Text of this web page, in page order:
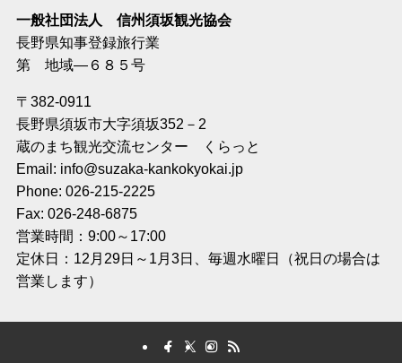
一般社団法人 信州須坂観光協会
長野県知事登録旅行業
第 地域―６８５号
〒382-0911
長野県須坂市大字須坂352－2
蔵のまち観光交流センター くらっと
Email: info@suzaka-kankokyokai.jp
Phone: 026-215-2225
Fax: 026-248-6875
営業時間：9:00～17:00
定休日：12月29日～1月3日、毎週水曜日（祝日の場合は
営業します）